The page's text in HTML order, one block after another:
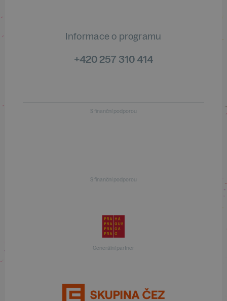
Informace o programu
+420 257 310 414
S finanční podporou
S finanční podporou
Generální partner